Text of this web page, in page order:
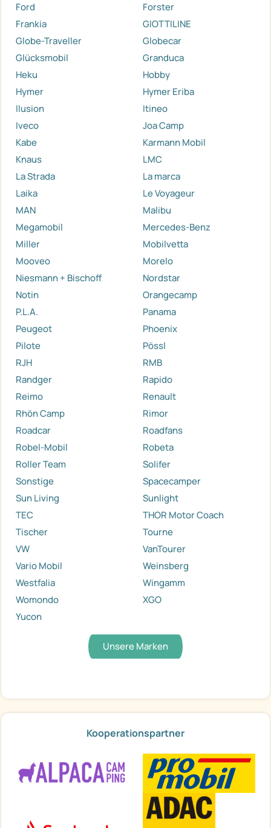
Ford
Forster
Frankia
GIOTTILINE
Globe-Traveller
Globecar
Glücksmobil
Granduca
Heku
Hobby
Hymer
Hymer Eriba
Ilusion
Itineo
Iveco
Joa Camp
Kabe
Karmann Mobil
Knaus
LMC
La Strada
La marca
Laika
Le Voyageur
MAN
Malibu
Megamobil
Mercedes-Benz
Miller
Mobilvetta
Mooveo
Morelo
Niesmann + Bischoff
Nordstar
Notin
Orangecamp
P.L.A.
Panama
Peugeot
Phoenix
Pilote
Pössl
RJH
RMB
Randger
Rapido
Reimo
Renault
Rhön Camp
Rimor
Roadcar
Roadfans
Robel-Mobil
Robeta
Roller Team
Solifer
Sonstige
Spacecamper
Sun Living
Sunlight
TEC
THOR Motor Coach
Tischer
Tourne
VW
VanTourer
Vario Mobil
Weinsberg
Westfalia
Wingamm
Womondo
XGO
Yucon
Unsere Marken
Kooperationspartner